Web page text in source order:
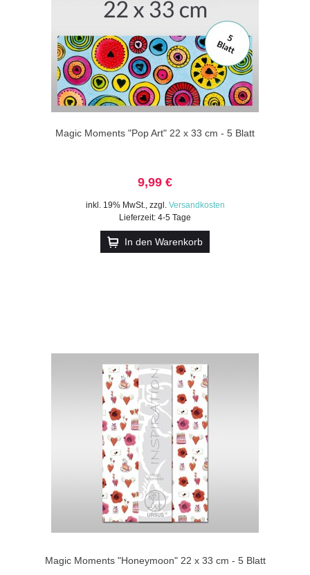
Magic Moments "Pop Art" 22 x 33 cm - 5 Blatt
9,99 €
inkl. 19% MwSt., zzgl. Versandkosten
Lieferzeit: 4-5 Tage
In den Warenkorb
Magic Moments "Honeymoon" 22 x 33 cm - 5 Blatt